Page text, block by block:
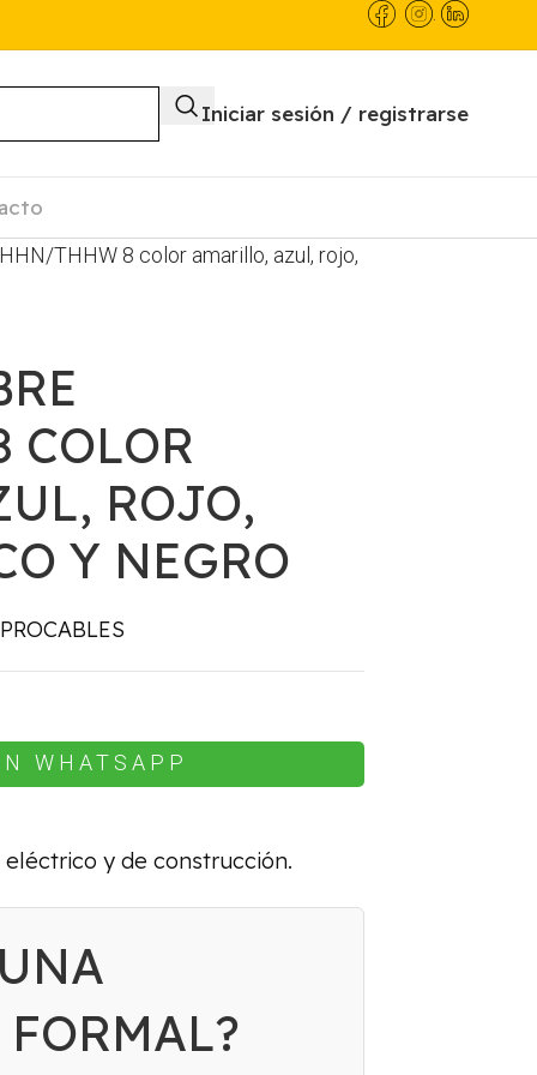
.
Iniciar sesión / registrarse
THHW 8 color amarillo, azul, rojo,
COLOR
ROJO,
Y NEGRO
WHATSAPP
eléctrico y de construcción.